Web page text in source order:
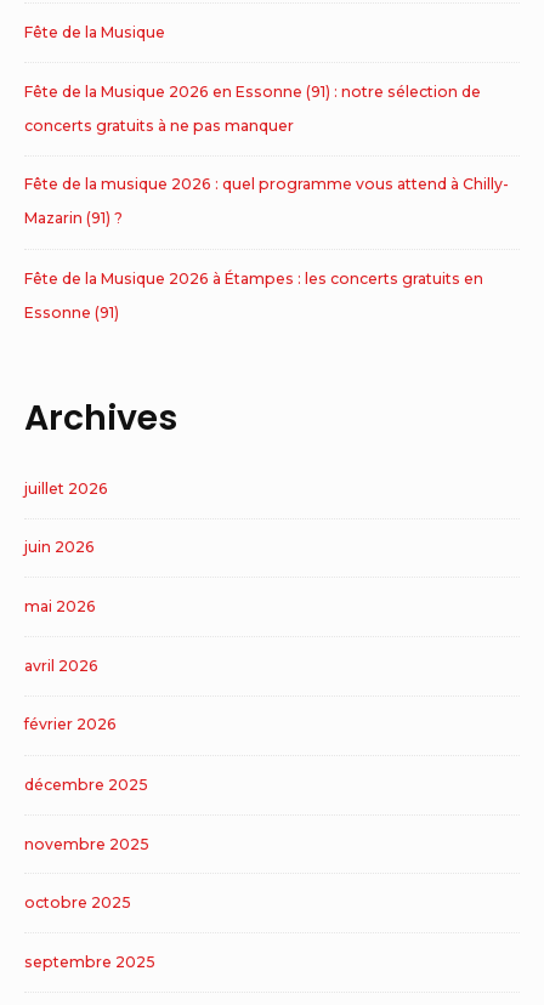
Fête de la Musique
Fête de la Musique 2026 en Essonne (91) : notre sélection de
concerts gratuits à ne pas manquer
Fête de la musique 2026 : quel programme vous attend à Chilly-
Mazarin (91) ?
Fête de la Musique 2026 à Étampes : les concerts gratuits en
Essonne (91)
Archives
juillet 2026
juin 2026
mai 2026
avril 2026
février 2026
décembre 2025
novembre 2025
octobre 2025
septembre 2025